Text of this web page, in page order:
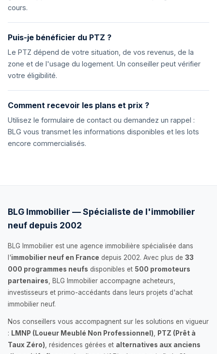
cours.
Puis-je bénéficier du PTZ ?
Le PTZ dépend de votre situation, de vos revenus, de la
zone et de l'usage du logement. Un conseiller peut vérifier
votre éligibilité.
Comment recevoir les plans et prix ?
Utilisez le formulaire de contact ou demandez un rappel :
BLG vous transmet les informations disponibles et les lots
encore commercialisés.
BLG Immobilier — Spécialiste de l'immobilier
neuf depuis 2002
BLG Immobilier est une agence immobilière spécialisée dans
l'immobilier neuf en France depuis 2002. Avec plus de 33
000 programmes neufs disponibles et 500 promoteurs
partenaires , BLG Immobilier accompagne acheteurs,
investisseurs et primo-accédants dans leurs projets d'achat
immobilier neuf.
Nos conseillers vous accompagnent sur les solutions en vigueur
: LMNP (Loueur Meublé Non Professionnel)
PTZ (Prêt à
Taux Zéro) , résidences gérées et alternatives aux anciens